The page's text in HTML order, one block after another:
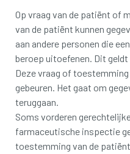
Op vraag van de patiënt of
van de patiënt kunnen
aan andere personen die
beroep uitoefenen. Dit
Deze vraag of
gebeuren. Het gaat om
teruggaan.
Soms vorderen
farmaceutische inspectie
toestemming van de